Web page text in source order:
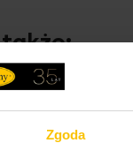
Zgoda